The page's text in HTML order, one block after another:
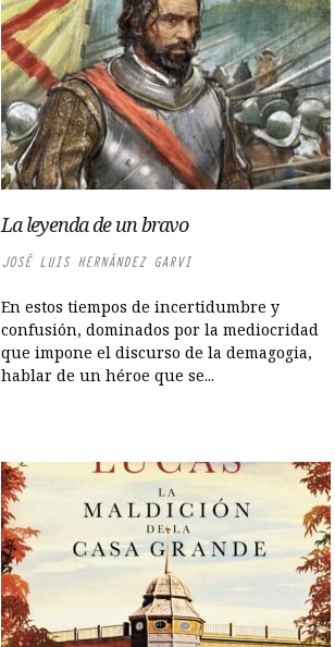
La leyenda de un bravo
JOSÉ LUIS HERNÁNDEZ GARVI
En estos tiempos de incertidumbre y
confusión, dominados por la mediocridad
que impone el discurso de la demagogia,
hablar de un héroe que se...